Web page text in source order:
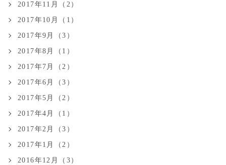
2017年11月（2）
2017年10月（1）
2017年9月（3）
2017年8月（1）
2017年7月（2）
2017年6月（3）
2017年5月（2）
2017年4月（1）
2017年2月（3）
2017年1月（2）
2016年12月（3）